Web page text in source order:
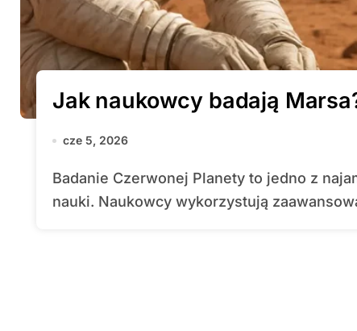
Jak naukowcy badają
cze 5, 2026
Badanie Czerwonej Planety to jedno z najambitniejszych wyzwań współczesnej
nauki. Naukowcy wykorzystują